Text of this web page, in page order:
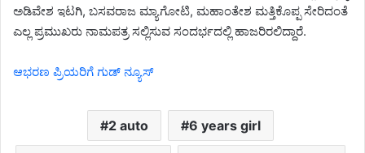
ಅಡಿವೇಶ ಇಟಗಿ, ಬಸವರಾಜ ಮ್ಯಾಗೋಟಿ, ಮಹಾಂತೇಶ ಮತ್ತಿಕೊಪ್ಪ ಸೇರಿದಂತೆ
ಎಲ್ಲ ಪ್ರಮುಖರು ನಾಮಪತ್ರ ಸಲ್ಲಿಸುವ ಸಂದರ್ಭದಲ್ಲಿ ಹಾಜರಿರಲಿದ್ದಾರೆ.
ಆಭರಣ ಪ್ರಿಯರಿಗೆ ಗುಡ್ ನ್ಯೂಸ್
2 auto 6 years girl